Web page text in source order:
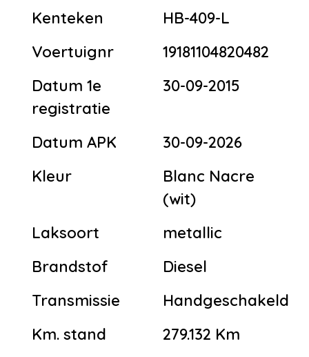
Kenteken
HB-409-L
Voertuignr
19181104820482
Datum 1e
registratie
30-09-2015
Datum APK
30-09-2026
Kleur
Blanc Nacre
(wit)
Laksoort
metallic
Brandstof
Diesel
Transmissie
Handgeschakeld
Km. stand
279.132 Km